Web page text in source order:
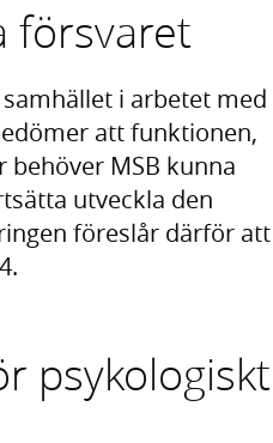
försvaret
i arbetet med
att funktionen,
behöver MSB kunna
utveckla den
föreslår därför att
psykologiskt